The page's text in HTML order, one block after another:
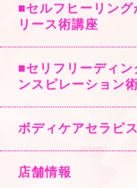
■セルフヒーリング
リース術講座
■セリフリーディ
ンスピレーション
ボディケアセラピ
店舗情報